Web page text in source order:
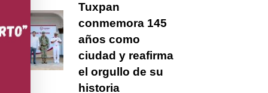
Tuxpan
conmemora 145
años como
ciudad y reafirma
el orgullo de su
historia